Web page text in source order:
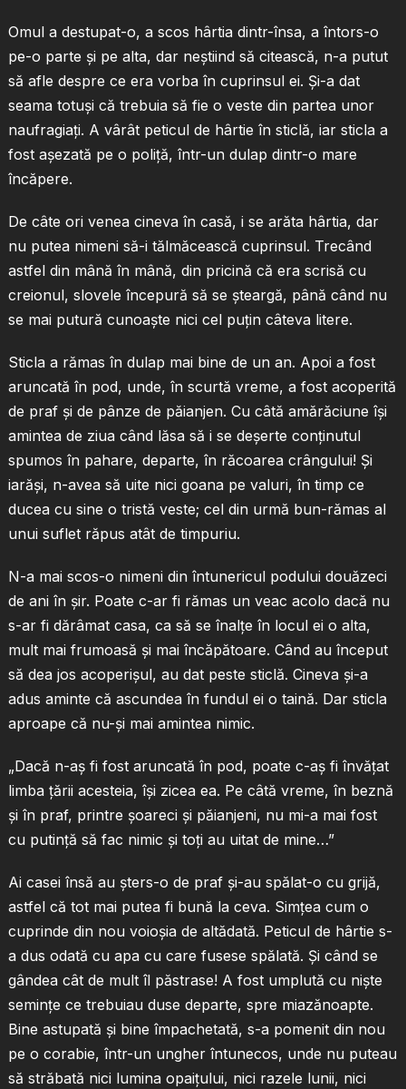
Omul a destupat-o, a scos hârtia dintr-însa, a întors-o
pe-o parte şi pe alta, dar neştiind să citească, n-a putut
să afle despre ce era vorba în cuprinsul ei. Şi-a dat
seama totuşi că trebuia să fie o veste din partea unor
naufragiaţi. A vârât peticul de hârtie în sticlă, iar sticla a
fost aşezată pe o poliţă, într-un dulap dintr-o mare
încăpere.
De câte ori venea cineva în casă, i se arăta hârtia, dar
nu putea nimeni să-i tălmăcească cuprinsul. Trecând
astfel din mână în mână, din pricină că era scrisă cu
creionul, slovele începură să se şteargă, până când nu
se mai putură cunoaşte nici cel puţin câteva litere.
Sticla a rămas în dulap mai bine de un an. Apoi a fost
aruncată în pod, unde, în scurtă vreme, a fost acoperită
de praf şi de pânze de păianjen. Cu câtă amărăciune îşi
amintea de ziua când lăsa să i se deşerte conţinutul
spumos în pahare, departe, în răcoarea crângului! Şi
iarăşi, n-avea să uite nici goana pe valuri, în timp ce
ducea cu sine o tristă veste; cel din urmă bun-rămas al
unui suflet răpus atât de timpuriu.
N-a mai scos-o nimeni din întunericul podului douăzeci
de ani în şir. Poate c-ar fi rămas un veac acolo dacă nu
s-ar fi dărâmat casa, ca să se înalţe în locul ei o alta,
mult mai frumoasă şi mai încăpătoare. Când au început
să dea jos acoperişul, au dat peste sticlă. Cineva şi-a
adus aminte că ascundea în fundul ei o taină. Dar sticla
aproape că nu-şi mai amintea nimic.
„Dacă n-aş fi fost aruncată în pod, poate c-aş fi învăţat
limba ţării acesteia, îşi zicea ea. Pe câtă vreme, în beznă
şi în praf, printre şoareci şi păianjeni, nu mi-a mai fost
cu putinţă să fac nimic şi toţi au uitat de mine…”
Ai casei însă au şters-o de praf şi-au spălat-o cu grijă,
astfel că tot mai putea fi bună la ceva. Simţea cum o
cuprinde din nou voioşia de altădată. Peticul de hârtie s-
a dus odată cu apa cu care fusese spălată. Şi când se
gândea cât de mult îl păstrase! A fost umplută cu nişte
seminţe ce trebuiau duse departe, spre miazănoapte.
Bine astupată şi bine împachetată, s-a pomenit din nou
pe o corabie, într-un ungher întunecos, unde nu puteau
să străbată nici lumina opaiţului, nici razele lunii, nici